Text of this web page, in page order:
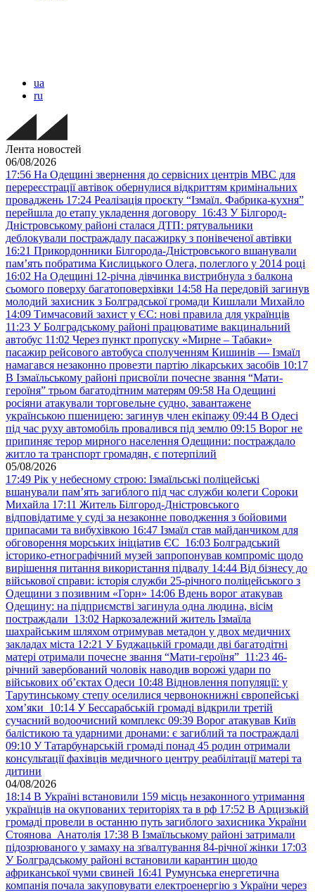
ua
ru
Лента новостей
06/08/2026
17:56 На Одещині звернення до сервісних центрів МВС для
перереєстрації автівок обернулися відкриттям кримінальних
проваджень 17:24 Реалізація проєкту “Ізмаїл. Фабрика-кухня”
перейшла до етапу укладення договору 16:43 У Білгород-
Дністровському районі сталася ДТП: рятувальники
деблокували постраждалу пасажирку з понівеченої автівки
16:21 Прикордонники Білгорода-Дністровського вшанували
пам’ять побратима Кислицького Олега, полеглого у 2014 році
16:02 На Одещині 12-річна дівчинка вистрибнула з балкона
сьомого поверху багатоповерхівки 14:58 На передовій загинув
молодий захисник з Болградської громади Кишлали Михайло
14:09 Тимчасовий захист у ЄС: нові правила для українців
11:23 У Болградському районі працюватиме вакцинальний
автобус 11:02 Через пункт пропуску «Мирне – Табаки»
пасажир рейсового автобуса сполученням Кишинів — Ізмаїл
намагався незаконно провезти партію лікарських засобів 10:17
В Ізмаїльському районі присвоїли почесне звання “Мати-
героїня” трьом багатодітним матерям 09:58 На Одещині
росіяни атакували торговельне судно, завантажене
українською пшеницею: загинув член екіпажу 09:44 В Одесі
під час руху автомобіль провалився під землю 09:15 Ворог не
припиняє терор мирного населення Одещини: постраждало
житло та транспорт громадян, є потерпілий
05/08/2026
17:49 Рік у небесному строю: Ізмаїльські поліцейські
вшанували пам’ять загиблого під час служби колеги Сороки
Михайла 17:11 Житель Білгород-Дністровського
відповідатиме у суді за незаконне поводження з бойовими
припасами та вибухівкою 16:47 Ізмаїл став майданчиком для
обговорення морських ініціатив ЄС 16:03 Болградський
історико-етнографічний музей запропонував компроміс щодо
вирішення питання використання підвалу 14:44 Від бізнесу до
військової справи: історія служби 25-річного поліцейського з
Одещини з позивним «Горн» 14:06 Вдень ворог атакував
Одещину: на підприємстві загинула одна людина, вісім
постраждали 13:02 Наркозалежний житель Ізмаїла
шахрайським шляхом отримував метадон у двох медичних
закладах міста 12:21 У Буджацькій громади дві багатодітні
матері отримали почесне звання “Мати-героїня” 11:23 46-
річний завербований чоловік наводив ворожі удари по
військових обʼєктах Одеси 10:48 Відновлення популяції: у
Тарутинському степу оселилися червонокнижні європейські
хом’яки 10:14 У Бессарабській громаді відкрили третій
сучасний водоочисний комплекс 09:39 Ворог атакував Київ
балістикою та ударними дронами: є загиблий та постраждалі
09:10 У Татарбунарській громаді понад 45 родин отримали
консультації фахівців медичного центру реабілітації матері та
дитини
04/08/2026
18:14 В Україні встановили 159 місць незаконного утримання
українців на окупованих територіях та в рф 17:52 В Арцизькій
громаді провели в останню путь загиблого захисника України
Стоянова Анатолія 17:38 В Ізмаїльському районі затримали
підозрюваного у замаху на зґвалтування 84-річної жінки 17:03
У Болградському районі встановили карантин щодо
африканської чуми свиней 16:41 Румунська енергетична
компанія почала закуповувати електроенергію з України через